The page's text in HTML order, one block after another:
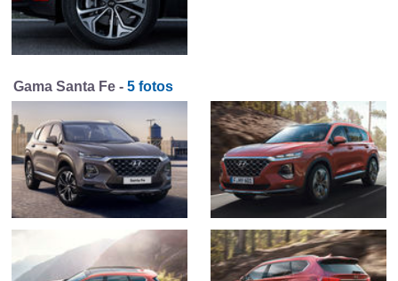
Gama Santa Fe - 5 fotos